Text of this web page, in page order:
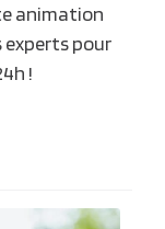
animation
pour
!